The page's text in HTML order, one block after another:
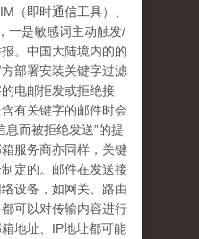
（即时通信工具）、
一是敏感词主动触发/
。中国大陆境内的的
部署安装关键字过滤
电邮拒发或拒绝接
有关键字的邮件时会
而被拒绝发送”的提
服务商亦同样，关键
定的。邮件在发送接
设备，如网关、路由
可以对传输内容进行
地址、IP地址都可能